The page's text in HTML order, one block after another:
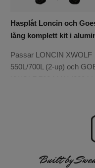
Hasplåt Loncin och
lång komplett kit i
Passar LONCIN XWOLF
550L/700L (2-up) och
XWOLF 700 MAX (2024-)
Built by